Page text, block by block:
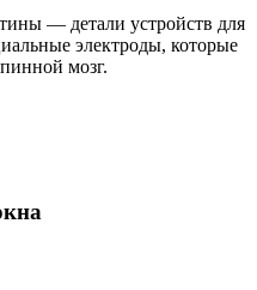
— детали устройств для
электроды, которые
мозг.